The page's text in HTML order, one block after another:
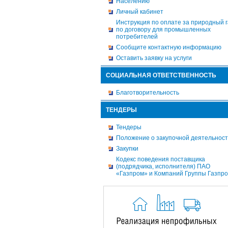
Личный кабинет
Инструкция по оплате за природный
по договору для промышленных
потребителей
Сообщите контактную информацию
Оставить заявку на услуги
СОЦИАЛЬНАЯ ОТВЕТСТВЕННОСТЬ
Благотворительность
ТЕНДЕРЫ
Тендеры
Положение о закупочной
Закупки
Кодекс поведения поставщика
(подрядчика, исполнителя) ПАО
«Газпром» и Компаний Группы